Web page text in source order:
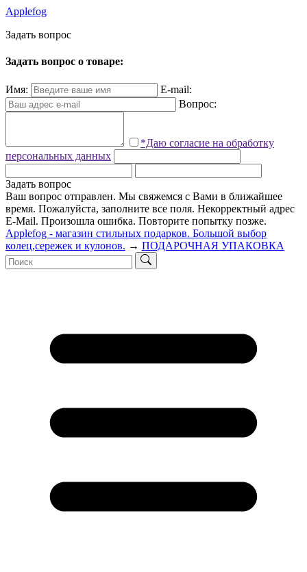
Applefog
Задать вопрос
Задать вопрос о товаре:
Имя:
E-mail:
Вопрос:
*Даю согласие на обработку
персональных данных
Задать вопрос
Ваш вопрос отправлен. Мы свяжемся с Вами в ближайшее
время. Пожалуйста, заполните все поля. Некорректный адрес
E-Mail. Произошла ошибка. Повторите попытку позже.
Applefog - магазин стильных подарков. Большой выбор
колец,сережек и кулонов. → ПОДАРОЧНАЯ УПАКОВКА